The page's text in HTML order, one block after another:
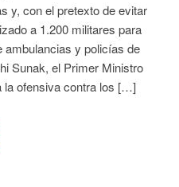
y, con el pretexto de evitar
a 1.200 militares para
ambulancias y policías de
Sunak, el Primer Ministro
la ofensiva contra los […]